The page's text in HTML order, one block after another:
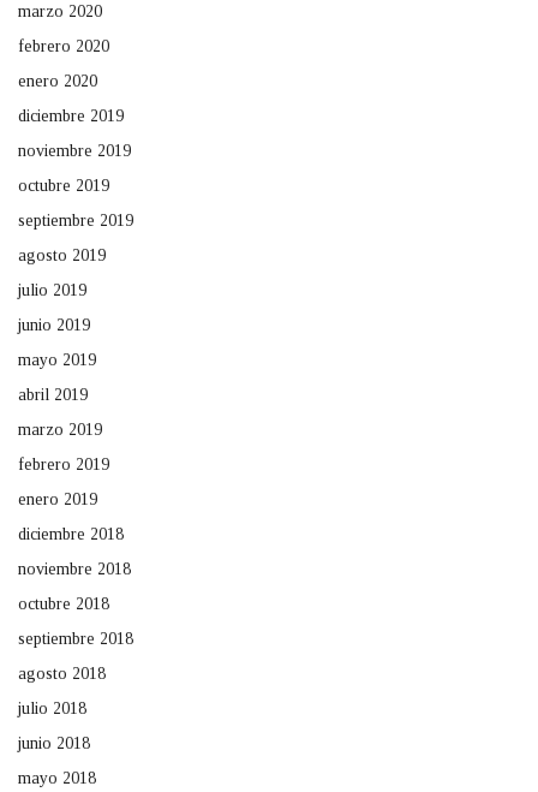
marzo 2020
febrero 2020
enero 2020
diciembre 2019
noviembre 2019
octubre 2019
septiembre 2019
agosto 2019
julio 2019
junio 2019
mayo 2019
abril 2019
marzo 2019
febrero 2019
enero 2019
diciembre 2018
noviembre 2018
octubre 2018
septiembre 2018
agosto 2018
julio 2018
junio 2018
mayo 2018